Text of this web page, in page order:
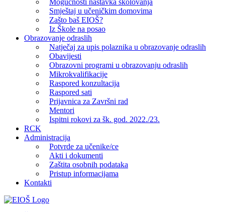
Mogućnosti nastavka školovanja
Smještaj u učeničkim domovima
Zašto baš EIOŠ?
Iz Škole na posao
Obrazovanje odraslih
Natječaj za upis polaznika u obrazovanje odraslih
Obavijesti
Obrazovni programi u obrazovanju odraslih
Mikrokvalifikacije
Raspored konzultacija
Raspored sati
Prijavnica za Završni rad
Mentori
Ispitni rokovi za šk. god. 2022./23.
RCK
Administracija
Potvrde za učenike/ce
Akti i dokumenti
Zaštita osobnih podataka
Pristup informacijama
Kontakti
Facebook
YouTube
X
Pinterest